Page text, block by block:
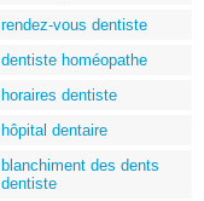
rendez-vous dentiste
dentiste homéopathe
horaires dentiste
hôpital dentaire
blanchiment des dents
dentiste